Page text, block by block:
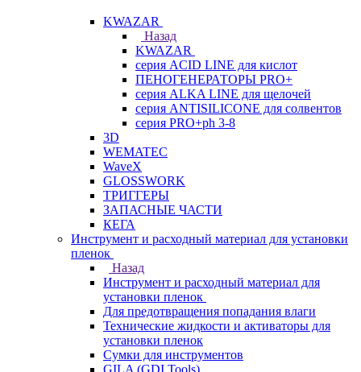
KWAZAR
Назад
KWAZAR
серия ACID LINE для кислот
ПЕНОГЕНЕРАТОРЫ PRO+
серия ALKA LINE для щелочей
серия ANTISILICONE для солвентов
серия PRO+ph 3-8
3D
WEMATEC
WaveX
GLOSSWORK
ТРИГГЕРЫ
ЗАПАСНЫЕ ЧАСТИ
КЕГА
Инструмент и расходный материал для установки
пленок
Назад
Инструмент и расходный материал для
установки пленок
Для предотвращения попадания влаги
Технические жидкости и активаторы для
установки пленок
Сумки для инструментов
GILA (GDI Tools)